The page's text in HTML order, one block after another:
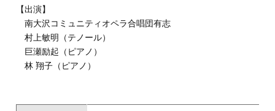
【出演】
南大沢コミュニティオペラ合唱団有志
村上敏明（テノール）
巨瀬励起（ピアノ）
林 翔子（ピアノ）